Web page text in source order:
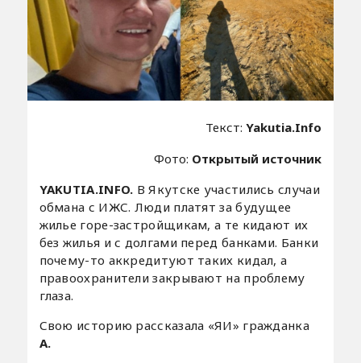
Текст:Yakutia.Info
Фото: Открытый источник
YAKUTIA.INFO. В Якутске участились случаи
обмана с ИЖС. Люди платят за будущее
жилье горе-застройщикам, а те кидают их
без жилья и с долгами перед банками. Банки
почему-то аккредитуют таких кидал, а
правоохранители закрывают на проблему
глаза.
Свою историю рассказала «ЯИ» гражданка
А.